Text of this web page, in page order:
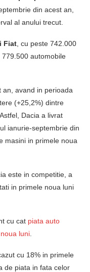
din acest an,
al anului trecut.
Fiat , cu peste 742.000
automobile
an, avand in perioada
(+25,2%) dintre
Dacia a livrat
ianurie-septembrie din
masini in primele noua
este in competitie, a
in primele noua luni
cu cat piata auto
luni
cu 18% in primele
de piata in fata celor